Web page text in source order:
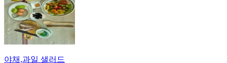
야채,과일 샐러드